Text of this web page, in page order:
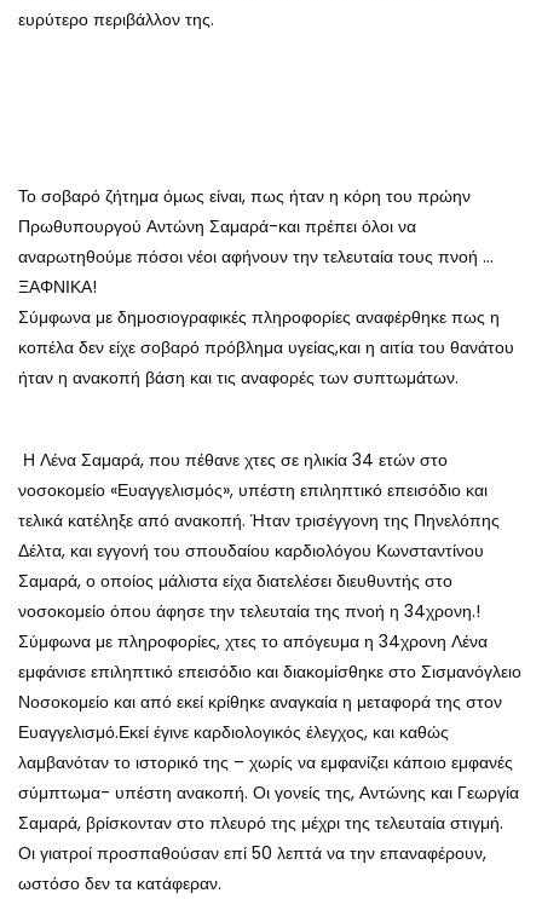
ευρύτερο περιβάλλον της.
Το σοβαρό ζήτημα όμως είναι, πως ήταν η κόρη του πρώην
Πρωθυπουργού Αντώνη Σαμαρά-και πρέπει όλοι να
αναρωτηθούμε πόσοι νέοι αφήνουν την τελευταία τους πνοή …
ΞΑΦΝΙΚΑ!
Σύμφωνα με δημοσιογραφικές πληροφορίες αναφέρθηκε πως η
κοπέλα δεν είχε σοβαρό πρόβλημα υγείας,και η αιτία του θανάτου
ήταν η ανακοπή βάση και τις αναφορές των συπτωμάτων.
Η Λένα Σαμαρά, που πέθανε χτες σε ηλικία 34 ετών στο
νοσοκομείο «Ευαγγελισμός», υπέστη επιληπτικό επεισόδιο και
τελικά κατέληξε από ανακοπή. Ήταν τρισέγγονη της Πηνελόπης
Δέλτα, και εγγονή του σπουδαίου καρδιολόγου Κωνσταντίνου
Σαμαρά, ο οποίος μάλιστα είχα διατελέσει διευθυντής στο
νοσοκομείο όπου άφησε την τελευταία της πνοή η 34χρονη.!
Σύμφωνα με πληροφορίες, χτες το απόγευμα η 34χρονη Λένα
εμφάνισε επιληπτικό επεισόδιο και διακομίσθηκε στο Σισμανόγλειο
Νοσοκομείο και από εκεί κρίθηκε αναγκαία η μεταφορά της στον
Ευαγγελισμό.Εκεί έγινε καρδιολογικός έλεγχος, και καθώς
λαμβανόταν το ιστορικό της – χωρίς να εμφανίζει κάποιο εμφανές
σύμπτωμα- υπέστη ανακοπή. Οι γονείς της, Αντώνης και Γεωργία
Σαμαρά, βρίσκονταν στο πλευρό της μέχρι της τελευταία στιγμή.
Οι γιατροί προσπαθούσαν επί 50 λεπτά να την επαναφέρουν,
ωστόσο δεν τα κατάφεραν.